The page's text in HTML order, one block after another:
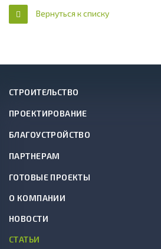
Вернуться к списку
СТРОИТЕЛЬСТВО
ПРОЕКТИРОВАНИЕ
БЛАГОУСТРОЙСТВО
ПАРТНЕРАМ
ГОТОВЫЕ ПРОЕКТЫ
О КОМПАНИИ
НОВОСТИ
СТАТЬИ